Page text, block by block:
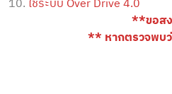
ใช้ระบบ Over Drive 4.0
**ขอสง
** หากตรวจพบว่